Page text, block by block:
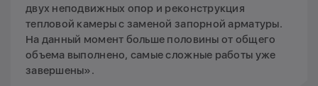
двух неподвижных опор и реконструкция
тепловой камеры с заменой запорной арматуры.
На данный момент больше половины от общего
объема выполнено, самые сложные работы уже
завершены».